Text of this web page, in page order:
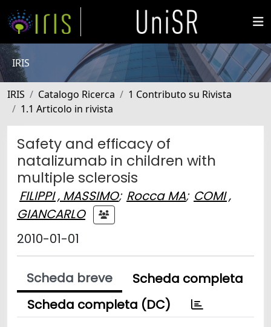
IRIS
IRIS Catalogo Ricerca
1 Contributo su Rivista
1.1 Articolo in rivista
Safety and efficacy of
natalizumab in children with
multiple sclerosis
FILIPPI , MASSIMO; Rocca MA; COMI ,
GIANCARLO
2010-01-01
Scheda breve
Scheda completa
Scheda completa (DC)